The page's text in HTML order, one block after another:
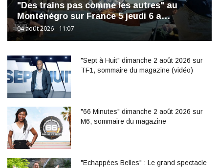
"Des trains pas comme les autres" au
Monténégro sur France 5 jeudi 6 a…
04 août 2026 - 11:07
"Sept à Huit" dimanche 2 août 2026 sur
TF1, sommaire du magazine (vidéo)
"66 Minutes" dimanche 2 août 2026 sur
M6, sommaire du magazine
"Echappées Belles" : Le grand spectacle